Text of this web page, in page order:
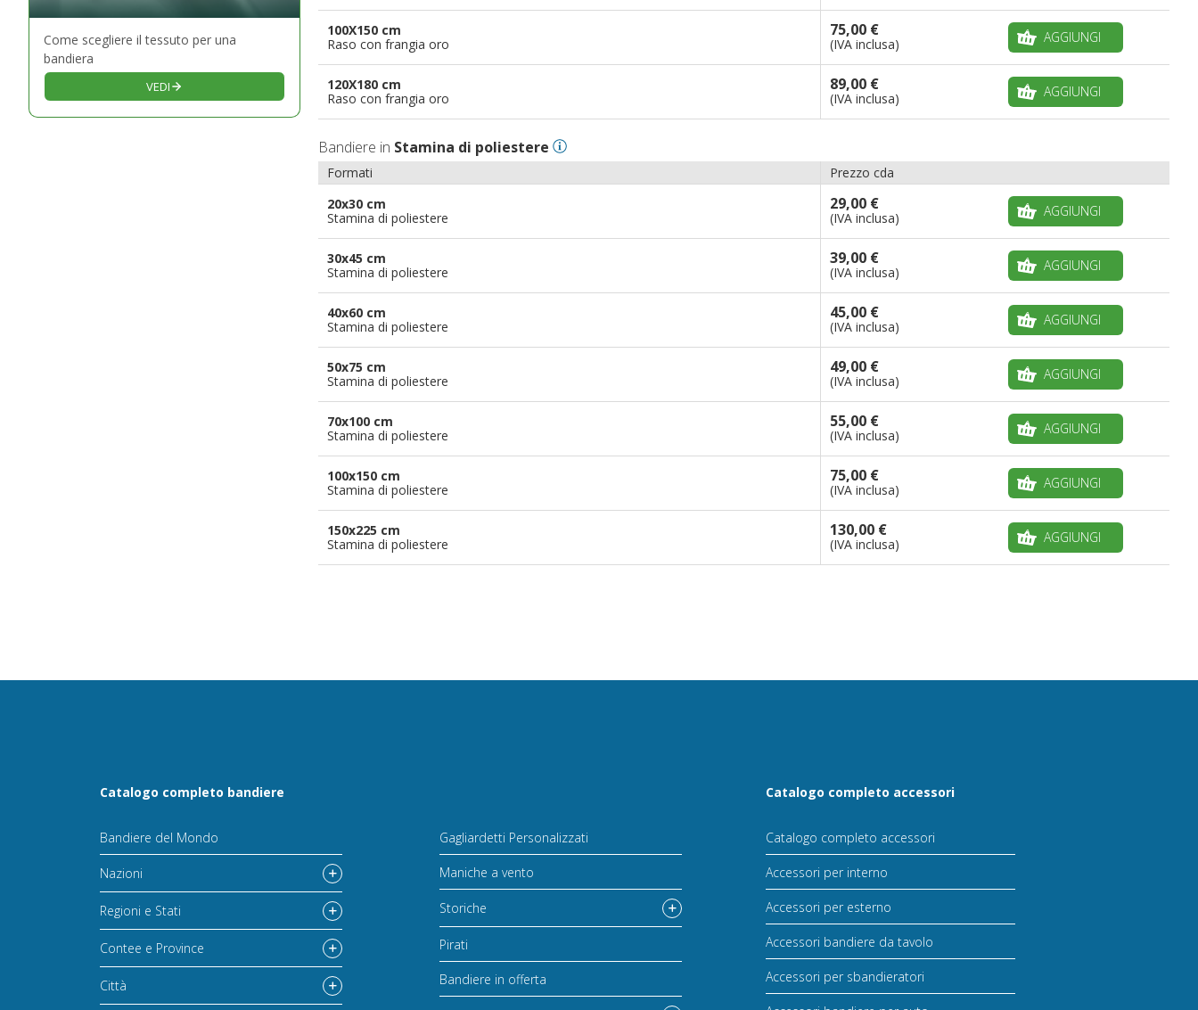
Come scegliere il tessuto per una
bandiera
VEDI
100X150 cm
Raso con frangia oro
75,00 €
(IVA inclusa) AGGIUNGI
120X180 cm
Raso con frangia oro
89,00 €
(IVA inclusa) AGGIUNGI
Bandiere in Stamina di poliestere
Formati
Prezzo cda
20x30 cm
Stamina di poliestere
29,00 €
(IVA inclusa) AGGIUNGI
30x45 cm
Stamina di poliestere
39,00 €
(IVA inclusa) AGGIUNGI
40x60 cm
Stamina di poliestere
45,00 €
(IVA inclusa) AGGIUNGI
50x75 cm
Stamina di poliestere
49,00 €
(IVA inclusa) AGGIUNGI
70x100 cm
Stamina di poliestere
55,00 €
(IVA inclusa) AGGIUNGI
100x150 cm
Stamina di poliestere
75,00 €
(IVA inclusa) AGGIUNGI
150x225 cm
Stamina di poliestere
130,00 €
(IVA inclusa) AGGIUNGI
Catalogo completo bandiere
Bandiere del Mondo
Nazioni
Regioni e Stati
Contee e Province
Città
Gagliardetti Personalizzati
Maniche a vento
Storiche
Pirati
Bandiere in offerta
Catalogo completo accessori
Catalogo completo accessori
Accessori per interno
Accessori per esterno
Accessori bandiere da tavolo
Accessori per sbandieratori